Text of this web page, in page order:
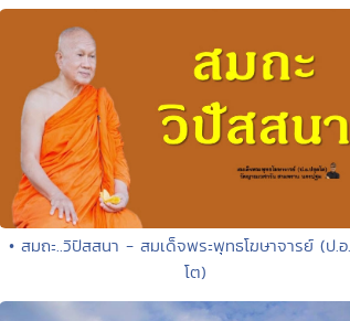
• สมถะ..วิปัสสนา - สมเด็จพระพุทธโฆษาจารย์ (ป.
โต)